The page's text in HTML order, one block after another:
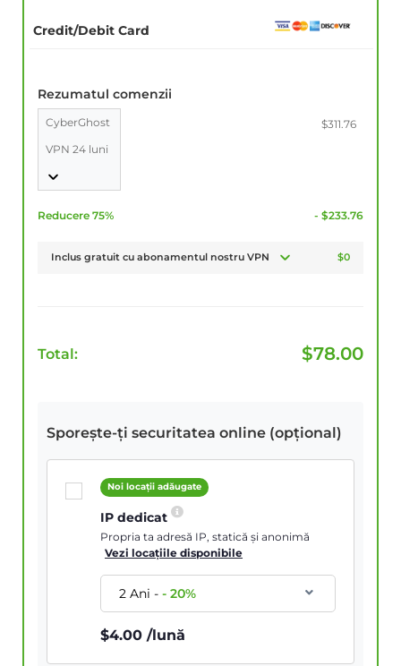
Credit/Debit Card
Rezumatul comenzii
CyberGhost
VPN 24 luni
$311.76
Reducere 75% - $233.76
Inclus gratuit cu abonamentul nostru VPN $0
Total: $78.00
Sporește-ți securitatea online (opțional)
Noi locații adăugate
IP dedicat
Propria ta adresă IP, statică și anonimă
Vezi locațiile disponibile
2 Ani--20%
$4.00 /lună